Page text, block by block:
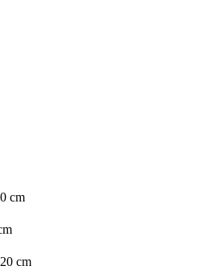
cm
cm